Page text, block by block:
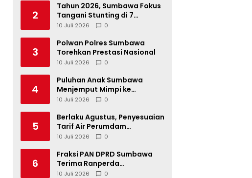
2
Tahun 2026, Sumbawa Fokus
Tangani Stunting di 7
Kacamatan
10 Juli 2026 0
3
Polwan Polres Sumbawa
Torehkan Prestasi Nasional
10 Juli 2026 0
4
Puluhan Anak Sumbawa
Menjemput Mimpi ke
Berbagai SMK Unggulan di
10 Juli 2026 0
5
Berlaku Agustus, Penyesuaian
Tarif Air Perumdam
Batulanteh Disosialisasikan
10 Juli 2026 0
6
Fraksi PAN DPRD Sumbawa
Terima Ranperda
Pertanggungjawaban APBD
10 Juli 2026 0